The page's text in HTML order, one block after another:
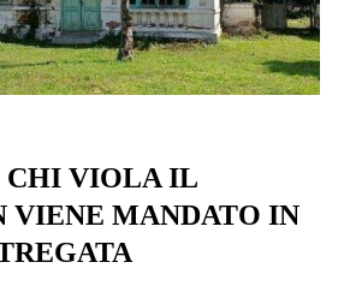
CHI VIOLA IL
VIENE MANDATO IN